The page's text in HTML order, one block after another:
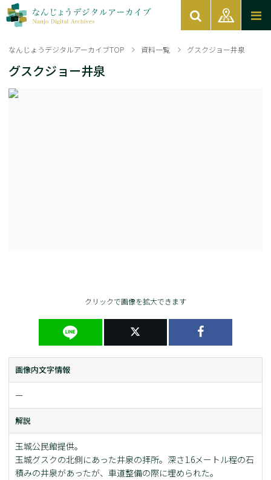
なんじょうデジタルアーカイブTOP 資料一覧 グスクジョー井泉
グスクジョー井泉
クリックで画像を拡大できます
画像内文字情報
ー
解説
玉城公民館提供。
玉城グスクの北側にあった井泉の拝所。深さ1.6メートル程の石
積みの井泉があったが、車道整備の際に埋められた。